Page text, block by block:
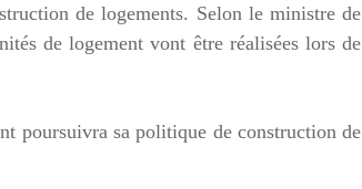
de logements. Selon le ministre de
de logement vont être réalisées lors de
poursuivra sa politique de construction de